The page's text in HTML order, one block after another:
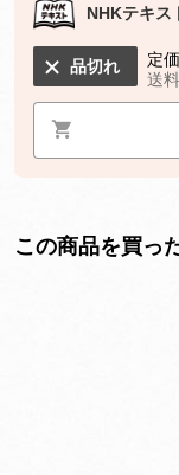
NHKテキス
品切れ 定価
送
この商品を買っ